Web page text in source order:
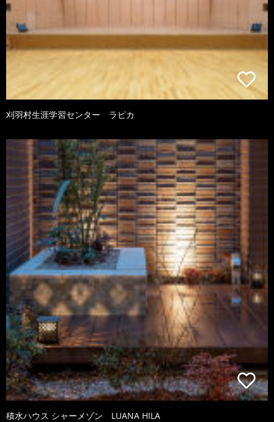
刈羽村生涯学習センター ラピカ
積水ハウス シャーメゾン LUANA HILA